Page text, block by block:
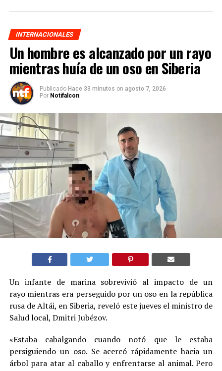
INTERNACIONALES
Un hombre es alcanzado por un rayo
mientras huía de un oso en Siberia
Publicado Hace 33 minutos on agosto 7, 2026
Por Notifalcon
Un infante de marina sobrevivió al impacto de un
rayo mientras era perseguido por un oso en la república
rusa de Altái, en Siberia, reveló este jueves el ministro de
Salud local, Dmitri Jubézov.
«Estaba cabalgando cuando notó que le estaba
persiguiendo un oso. Se acercó rápidamente hacia un
árbol para atar al caballo y enfrentarse al animal. Pero